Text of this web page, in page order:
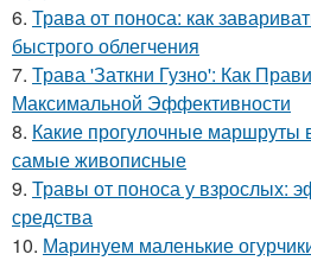
6. Трава от поноса: как
быстрого облегчения
7. Трава 'Заткни Гузно': Как
Максимальной Эффективности
8. Какие прогулочные маршруты
самые живописные
9. Травы от поноса у взрослых:
средства
10. Маринуем маленькие